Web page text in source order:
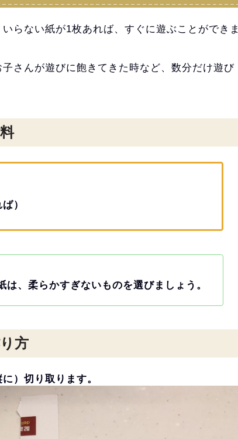
いらない紙が1枚あれば、 すぐに遊ぶことができま
子さんが遊びに飽きてきた時など、 数分だけ遊び
）
、 柔らかすぎないものを選びましょう。
方
）切り取ります。